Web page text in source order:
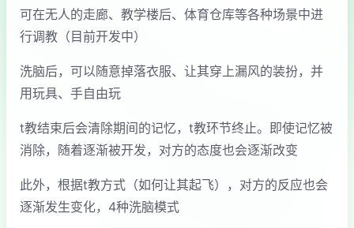
可在无人的走廊、教学楼后、体育仓库等各种场景中进
行调教（目前开发中）
洗脑后，可以随意掉落衣服、让其穿上漏风的装扮，并
用玩具、手自由玩
t教结束后会清除期间的记忆，t教环节终止。即使记忆被
消除，随着逐渐被开发，对方的态度也会逐渐改变
此外，根据t教方式（如何让其起飞），对方的反应也会
逐渐发生变化，4种洗脑模式